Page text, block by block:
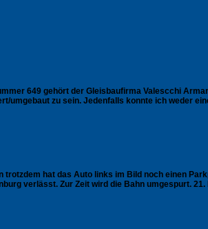
649 gehört der Gleisbaufirma Valescchi
umgebaut zu sein. Jedenfalls konnte ich weder
trotzdem hat das Auto links im Bild noch einen
verlässt. Zur Zeit wird die Bahn umgespurt. 21.